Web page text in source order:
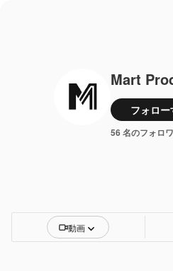
Mart
フォロー
56 名のフォロ
動画